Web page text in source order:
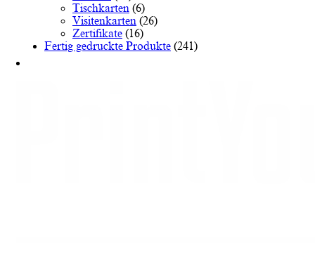
Tischkarten (6)
Visitenkarten (26)
Zertifikate (16)
Fertig gedruckte Produkte (241)